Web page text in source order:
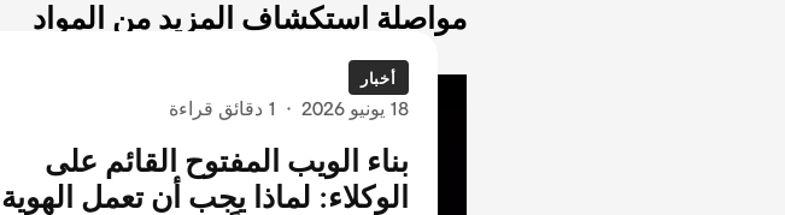
مواصلة استكشاف المزيد من المواد
أخبار
18 يونيو 2026 · 1 دقائق قراءة
بناء الويب المفتوح القائم على
الوكلاء: لماذا يجب أن تعمل الهوية